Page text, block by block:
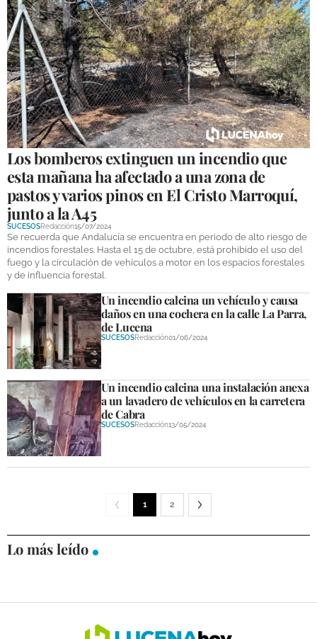
Los bomberos extinguen un incendio que
esta mañana ha afectado a una zona de
pastos y varios pinos en El Cristo Marroquí,
junto a la A45
SUCESOSRedacción15/07/2024
Se recuerda que Andalucía se encuentra en periodo de alto riesgo de
incendios forestales. Hasta el 15 de octubre, está prohibido el uso del
fuego y la circulación de vehículos a motor en los espacios forestales
y de influencia forestal.
Un incendio calcina un vehículo y causa
daños en una cochera en la calle La Parra,
de Lucena
SUCESOSRedacción01/06/2024
Un incendio calcina una instalación anexa
a un lavadero de vehículos en la carretera
de Cabra
SUCESOSRedacción13/05/2024
1 2
Lo más leído